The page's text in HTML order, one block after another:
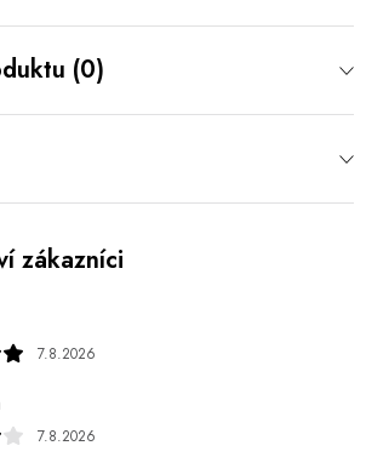
(0)
7.8.2026
7.8.2026